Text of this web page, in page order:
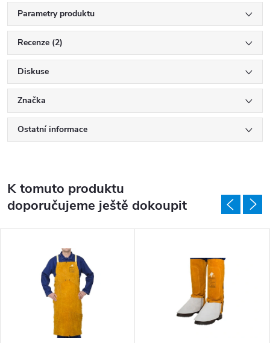
Parametry produktu
Recenze (2)
Diskuse
Značka
Ostatní informace
K tomuto produktu
doporučujeme ještě dokoupit